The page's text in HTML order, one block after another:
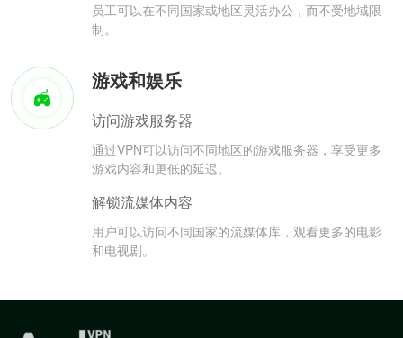
员工可以在不同国家或地区灵活办公，而不受地域限
制。
游戏和娱乐
访问游戏服务器
通过VPN可以访问不同地区的游戏服务器，享受更多
游戏内容和更低的延迟。
解锁流媒体内容
用户可以访问不同国家的流媒体库，观看更多的电影
和电视剧。